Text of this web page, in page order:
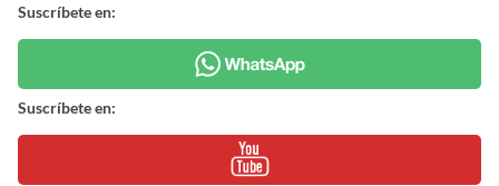
Suscríbete en:
Suscríbete en: